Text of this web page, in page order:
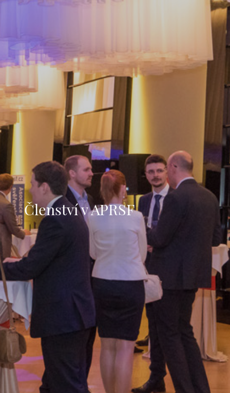
Členství v APRSF